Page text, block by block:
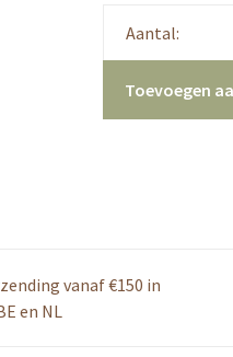
Aantal:
Toevoegen
vanaf €150 in
en NL